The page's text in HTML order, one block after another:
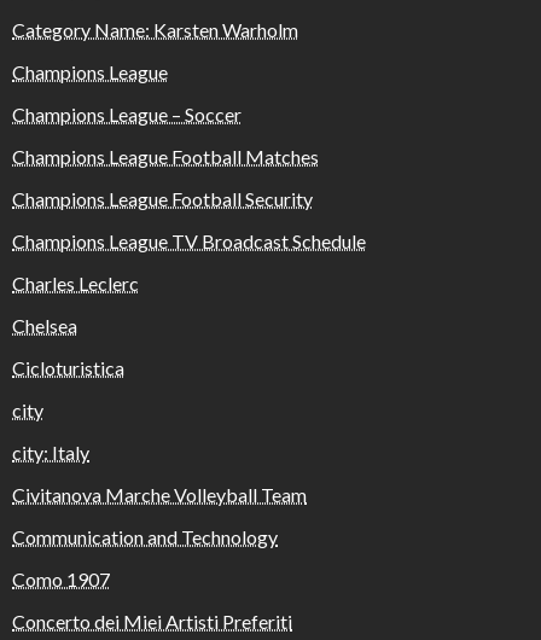
Category Name: Karsten Warholm
Champions League
Champions League – Soccer
Champions League Football Matches
Champions League Football Security
Champions League TV Broadcast Schedule
Charles Leclerc
Chelsea
Cicloturistica
city
city: Italy
Civitanova Marche Volleyball Team
Communication and Technology
Como 1907
Concerto dei Miei Artisti Preferiti